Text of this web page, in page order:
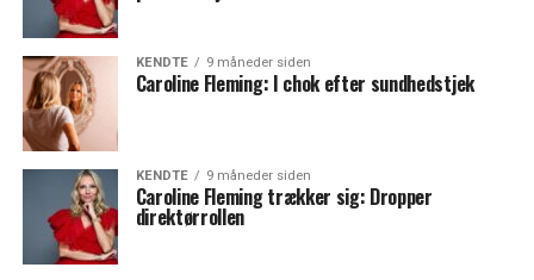
KENDTE 9 måneder siden
Caroline Fleming: I chok efter sundhedstjek
KENDTE 9 måneder siden
Caroline Fleming trækker sig: Dropper
direktørrollen